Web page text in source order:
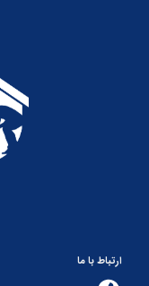
ارتباط با ما